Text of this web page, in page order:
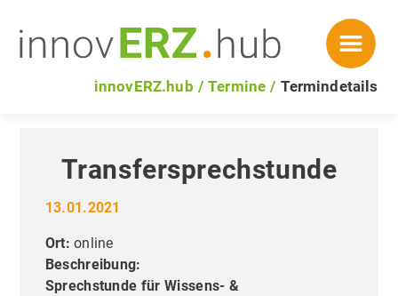
innovERZ.hub Termine Termindetails
Transfersprechstunde
13.01.2021
Ort:online
Beschreibung:
Sprechstunde für Wissens- &